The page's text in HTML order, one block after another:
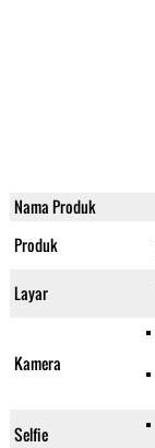
Nama Produk
Produk
Layar
Kamera
Selfie